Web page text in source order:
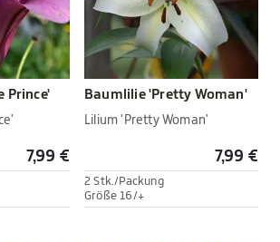
Prince'
7,99 €
Baumlilie 'Pretty Woman'
Lilium 'Pretty Woman'
7,99 €
2 Stk./Packung
Größe 16/+